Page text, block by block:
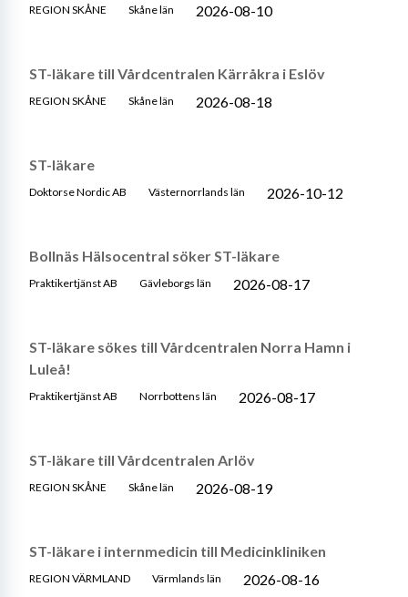
REGION SKÅNE Skåne län 2026-08-10
ST-läkare till Vårdcentralen Kärråkra i Eslöv
REGION SKÅNE Skåne län 2026-08-18
ST-läkare
Doktorse Nordic AB Västernorrlands län 2026-10-12
Bollnäs Hälsocentral söker ST-läkare
Praktikertjänst AB Gävleborgs län 2026-08-17
ST-läkare sökes till Vårdcentralen Norra Hamn i
Luleå!
Praktikertjänst AB Norrbottens län 2026-08-17
ST-läkare till Vårdcentralen Arlöv
REGION SKÅNE Skåne län 2026-08-19
ST-läkare i internmedicin till Medicinkliniken
REGION VÄRMLAND Värmlands län 2026-08-16